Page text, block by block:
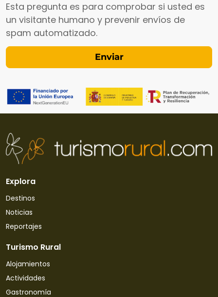
Esta pregunta es para comprobar si usted es
un visitante humano y prevenir envíos de
spam automatizado.
Explora
Destinos
Noticias
Reportajes
Turismo Rural
Alojamientos
Actividades
Gastronomía